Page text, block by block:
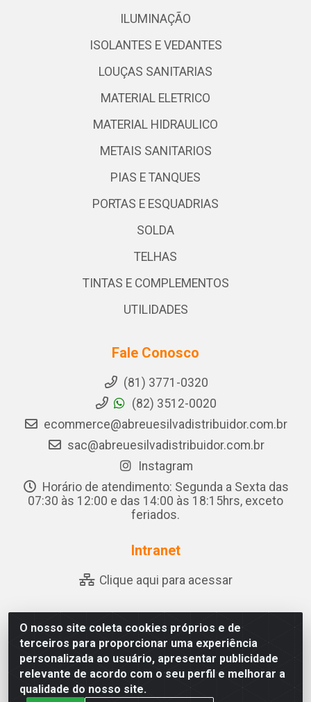
O nosso site coleta cookies próprios e de
terceiros para proporcionar uma experiência
personalizada ao usuário, apresentar publicidade
relevante de acordo com o seu perfil e melhorar a
qualidade do nosso site.
ILUMINAÇÃO
ISOLANTES E VEDANTES
LOUÇAS SANITARIAS
MATERIAL ELETRICO
MATERIAL HIDRAULICO
METAIS SANITARIOS
PIAS E TANQUES
PORTAS E ESQUADRIAS
SOLDA
TELHAS
TINTAS E COMPLEMENTOS
UTILIDADES
Fale Conosco
(81) 3771-0320
(82) 3512-0020
ecommerce@abreuesilvadistribuidor.com.br
sac@abreuesilvadistribuidor.com.br
Instagram
Horário de atendimento: Segunda a Sexta das
07:30 às 12:00 e das 14:00 às 18:15hrs, exceto
feriados.
Intranet
Clique aqui para acessar
Abreu & Silva - Rua Padre Jose de Souza Leite, 265 - Ariado,
Olho D'Água das Flores/AL - CEP 57.442-000 - CNPJ
04.790.656/0001-06